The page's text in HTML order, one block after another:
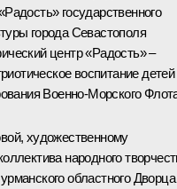
государственного
города Севастополя
центр «Радость» –
воспитание детей
Военно-Морского
художественному
народного
областного Дворца